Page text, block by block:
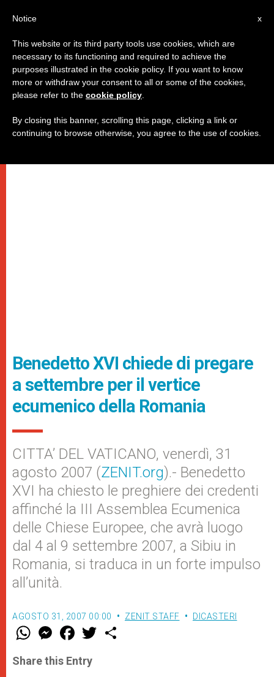
Benedetto XVI chiede di pregare
a settembre per il vertice
ecumenico della Romania
CITTA’ DEL VATICANO, venerdì, 31
agosto 2007 (ZENIT.org).- Benedetto
XVI ha chiesto le preghiere dei credenti
affinché la III Assemblea Ecumenica
delle Chiese Europee, che avrà luogo
dal 4 al 9 settembre 2007, a Sibiu in
Romania, si traduca in un forte impulso
all’unità.
AGOSTO 31, 2007 00:00 ZENIT STAFF DICASTERI
W
t
s
M
e
s
e
F
a
e
b
w
Share this Entry
x
Notice
This website or its third party tools use cookies, which are
necessary to its functioning and required to achieve the
purposes illustrated in the cookie policy. If you want to know
more or withdraw your consent to all or some of the cookies,
please refer to the cookie policy
By closing this banner, scrolling this page, clicking a link or
continuing to browse otherwise, you agree to the use of cookies.